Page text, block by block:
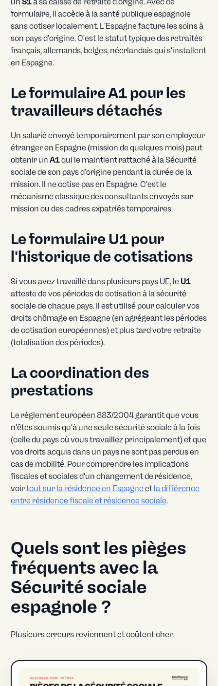
unS1à sa caisse de retraite d'origine. Avec ce
formulaire, il accède à la santé publique espagnole
sans cotiser localement. L'Espagne facture les soins à
son pays d'origine. C'est le statut typique des retraités
français, allemands, belges, néerlandais qui s'installent
en Espagne.
Le formulaire A1 pour les
travailleurs détachés
Un salarié envoyé temporairement par son employeur
étranger en Espagne (mission de quelques mois) peut
obtenir unA1qui le maintient rattaché à la Sécurité
sociale de son pays d'origine pendant la durée de la
mission. Il ne cotise pas en Espagne. C'est le
mécanisme classique des consultants envoyés sur
mission ou des cadres expatriés temporaires.
Le formulaire U1 pour
l'historique de cotisations
Si vous avez travaillé dans plusieurs pays UE, le U1
atteste de vos périodes de cotisation à la sécurité
sociale de chaque pays. Il est utilisé pour calculer vos
droits chômage en Espagne (en agrégeant les périodes
de cotisation européennes) et plus tard votre retraite
(totalisation des périodes).
La coordination des
prestations
Le règlement européen 883/2004 garantit que vous
n'êtes soumis qu'à une seule sécurité sociale à la fois
(celle du pays où vous travaillez principalement) et que
vos droits acquis dans un pays ne sont pas perdus en
cas de mobilité. Pour comprendre les implications
fiscales et sociales d'un changement de résidence,
voirtout sur la résidence en Espagneet la différence
entre résidence fiscale et résidence sociale.
Quels sont les pièges
fréquents avec la
Sécurité sociale
espagnole ?
Plusieurs erreurs reviennent et coûtent cher.